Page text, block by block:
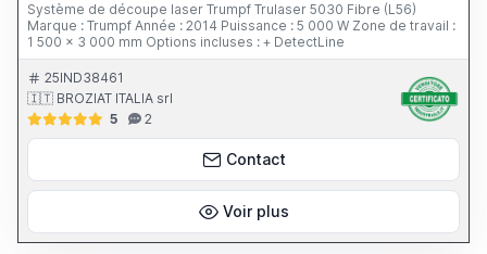
Système de découpe laser Trumpf Trulaser 5030 Fibre (L56)
Marque : Trumpf Année : 2014 Puissance : 5 000 W Zone de travail :
1 500 x 3 000 mm Options incluses : + DetectLine
25IND38461
🇮🇹 BROZIAT ITALIA srl
5
2
Contact
Voir plus